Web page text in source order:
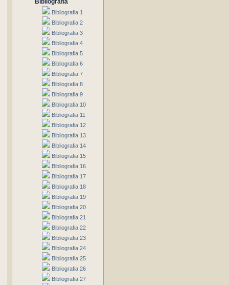
Bibliografia
Bibliografia 1
Bibliografia 2
Bibliografia 3
Bibliografia 4
Bibliografia 5
Bibliografia 6
Bibliografia 7
Bibliografia 8
Bibliografia 9
Bibliografia 10
Bibliografia 11
Bibliografia 12
Bibliografia 13
Bibliografia 14
Bibliografia 15
Bibliografia 16
Bibliografia 17
Bibliografia 18
Bibliografia 19
Bibliografia 20
Bibliografia 21
Bibliografia 22
Bibliografia 23
Bibliografia 24
Bibliografia 25
Bibliografia 26
Bibliografia 27